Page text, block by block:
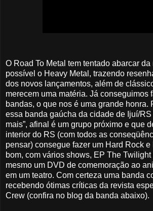
O Road To Metal tem tentado abarcar da
possível o Heavy Metal, trazendo
dos novos lançamentos, além de
merecem uma matéria. Já conseguimos
bandas, o que nos é uma grande honra.
essa banda gaúcha da cidade de Ijuí/RS
mais”, afinal é um grupo próximo e que
interior do RS (com todos as
pensar) consegue fazer um Hard Rock
bom, com vários shows, EP The
mesmo um DVD de comemoração ao
em um teatro. Com certeza uma banda
recebendo ótimas críticas da revista
Crew (confira no blog da banda abaixo).